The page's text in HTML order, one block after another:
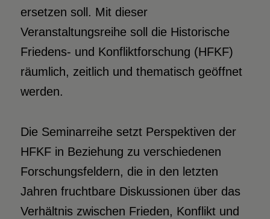
ersetzen soll. Mit dieser
Veranstaltungsreihe soll die Historische
Friedens- und Konfliktforschung (HFKF)
räumlich, zeitlich und thematisch geöffnet
werden.
Die Seminarreihe setzt Perspektiven der
HFKF in Beziehung zu verschiedenen
Forschungsfeldern, die in den letzten
Jahren fruchtbare Diskussionen über das
Verhältnis zwischen Frieden, Konflikt und